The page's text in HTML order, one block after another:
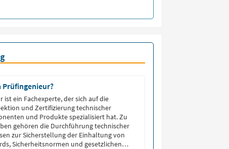
Prüfingenieur?
ist ein Fachexperte, der sich auf die
und Zertifizierung technischer
und Produkte spezialisiert hat. Zu
gehören die Durchführung technischer
zur Sicherstellung der Einhaltung von
Sicherheitsnormen und gesetzlichen